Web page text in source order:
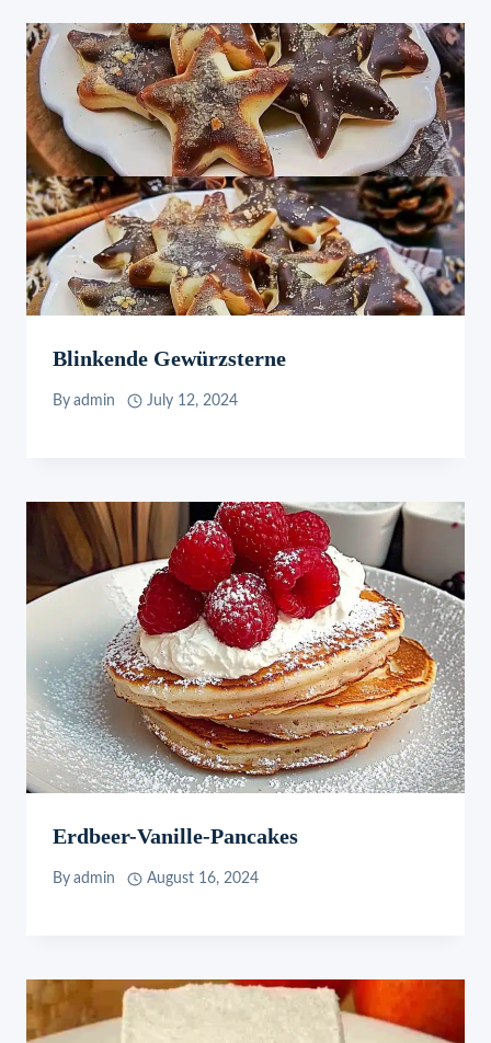
Blinkende Gewürzsterne
By admin July 12, 2024
Erdbeer-Vanille-Pancakes
By admin August 16, 2024